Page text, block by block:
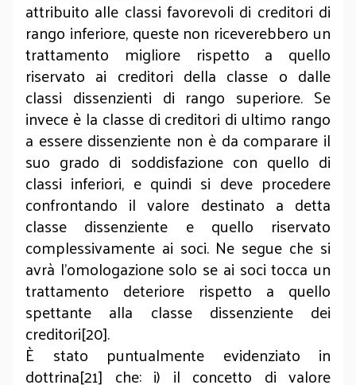
attribuito alle classi favorevoli di creditori di
rango inferiore, queste non riceverebbero un
trattamento migliore rispetto a quello
riservato ai creditori della classe o dalle
classi dissenzienti di rango superiore. Se
invece è la classe di creditori di ultimo rango
a essere dissenziente non è da comparare il
suo grado di soddisfazione con quello di
classi inferiori, e quindi si deve procedere
confrontando il valore destinato a detta
classe dissenziente e quello riservato
complessivamente ai soci. Ne segue che si
avrà l’omologazione solo se ai soci tocca un
trattamento deteriore rispetto a quello
spettante alla classe dissenziente dei
creditori[20].
È stato puntualmente evidenziato in
dottrina[21] che: i) il concetto di valore